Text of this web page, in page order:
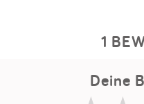
1
Deine